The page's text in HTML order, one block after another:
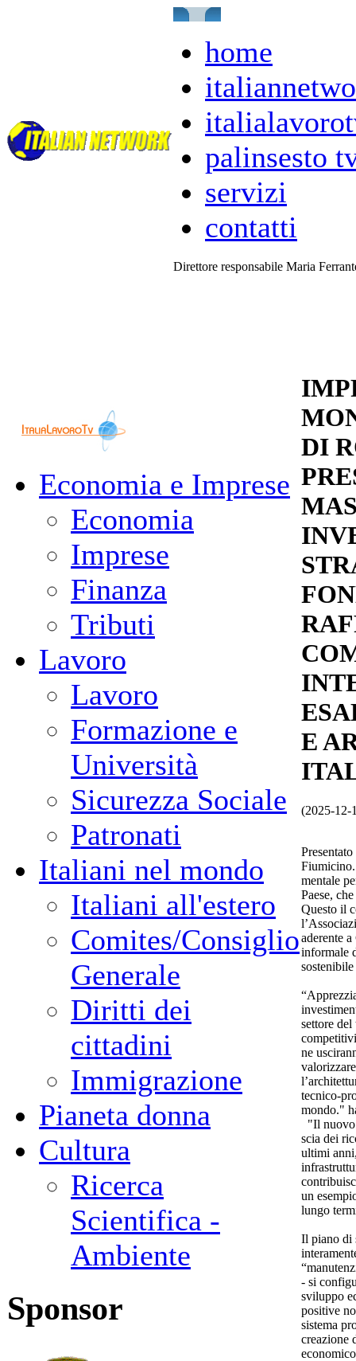
home
palinsesto
servizi
contatti
Direttore responsabile Maria
Economia e Imprese
Economia
Imprese
Finanza
Tributi
Lavoro
Lavoro
Formazione e
Università
Sicurezza Sociale
Patronati
Italiani nel mondo
Italiani all'estero
Comites/Consiglio
Generale
Diritti dei
cittadini
Immigrazione
Pianeta donna
Cultura
Ricerca
Scientifica -
Ambiente
Sponsor
DI
E
(2025-12-
mentale
Paese,
Questo il
aderente
informale
settore del
ne
tecnico-
mondo."
"Il nuovo
scia dei
ultimi
un
lungo
Il piano di
- si
sviluppo
positive
sistema
creazione